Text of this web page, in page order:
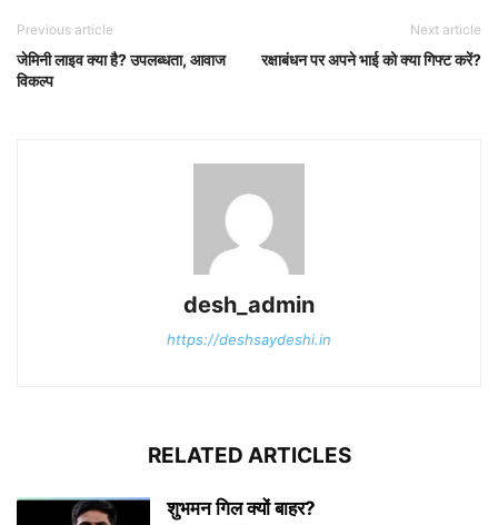
Previous article
जेमिनी लाइव क्या है? उपलब्धता, आवाज
विकल्प
Next article
रक्षाबंधन पर अपने भाई को क्या गिफ्ट करें?
desh_admin
https://deshsaydeshi.in
RELATED ARTICLES
शुभमन गिल क्यों बाहर?